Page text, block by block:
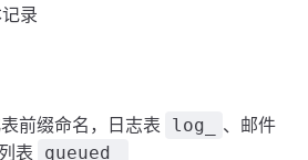
录
前缀命名，日志表 log_
、邮件
表 queued_